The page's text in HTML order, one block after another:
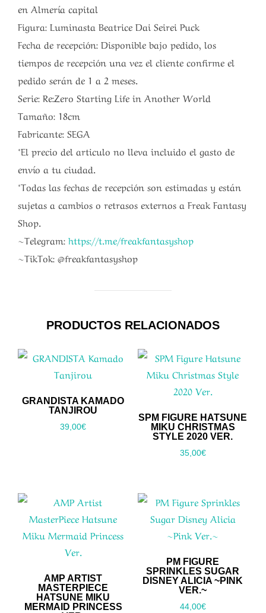
en Almería capital
Figura: Luminasta Beatrice Dai Seirei Puck
Fecha de recepción: Disponible bajo pedido, los
tiempos de recepción una vez el cliente confirme el
pedido serán de 1 a 2 meses.
Serie: Re:Zero Starting Life in Another World
Tamaño: 18cm
Fabricante: SEGA
*El precio del articulo no lleva incluido el gasto de
envío a tu ciudad.
*Todas las fechas de recepción son estimadas y están
sujetas a cambios o retrasos externos a Freak Fantasy
Shop.
~Telegram: https://t.me/freakfantasyshop
~TikTok: @freakfantasyshop
PRODUCTOS RELACIONADOS
GRANDISTA KAMADO
TANJIROU
39,00€
SPM FIGURE HATSUNE
MIKU CHRISTMAS
STYLE 2020 VER.
35,00€
AMP ARTIST
MASTERPIECE
HATSUNE MIKU
MERMAID PRINCESS
PM FIGURE
SPRINKLES SUGAR
DISNEY ALICIA ~PINK
VER.~
44,00€